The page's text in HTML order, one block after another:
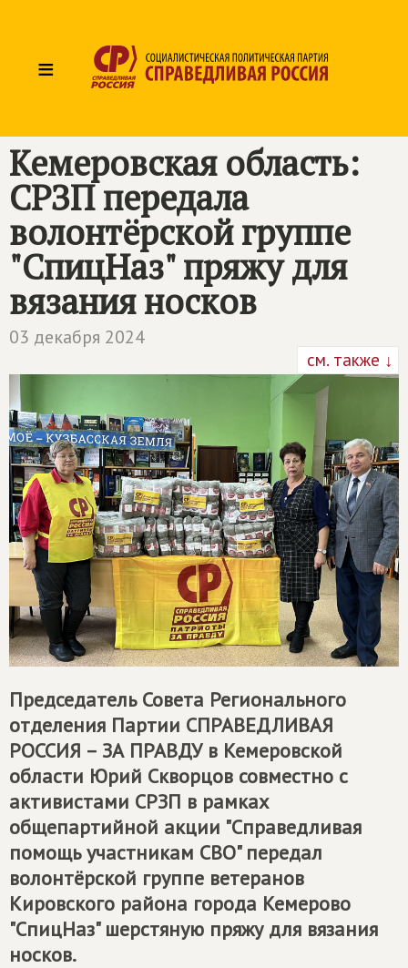
≡
Кемеровская область:
СРЗП передала
волонтёрской группе
"СпицНаз" пряжу для
вязания носков
03 декабря 2024
см. также ↓
Председатель Совета Регионального
отделения Партии СПРАВЕДЛИВАЯ
РОССИЯ – ЗА ПРАВДУв Кемеровской
области Юрий Скворцов совместно с
активистами СРЗП в рамках
общепартийной акции "Справедливая
помощь участникам СВО" передал
волонтёрской группе ветеранов
Кировского района города Кемерово
"СпицНаз" шерстяную пряжу для вязания
носков.